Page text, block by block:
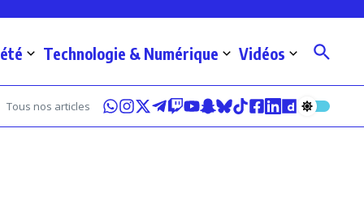
Technologie & Numérique Vidéos
Tous nos articles